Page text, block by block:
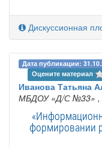
Дискуссионная
Дата публикации:
Оцените материал
Иванова Татьяна
МБДОУ «Д/С №33» ,
формировании